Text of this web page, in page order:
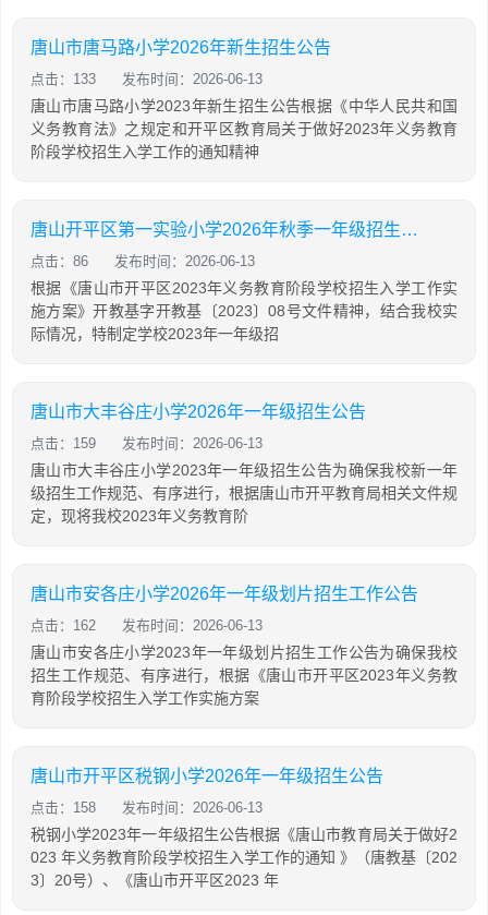
唐山市唐马路小学2026年新生招生公告
点击：133 发布时间：2026-06-13
唐山市唐马路小学2023年新生招生公告根据《中华人民共和国
义务教育法》之规定和开平区教育局关于做好2023年义务教育
阶段学校招生入学工作的通知精神
唐山开平区第一实验小学2026年秋季一年级招生工作公告
点击：86 发布时间：2026-06-13
根据《唐山市开平区2023年义务教育阶段学校招生入学工作实
施方案》开教基字开教基〔2023〕08号文件精神，结合我校实
际情况，特制定学校2023年一年级招
唐山市大丰谷庄小学2026年一年级招生公告
点击：159 发布时间：2026-06-13
唐山市大丰谷庄小学2023年一年级招生公告为确保我校新一年
级招生工作规范、有序进行，根据唐山市开平教育局相关文件规
定，现将我校2023年义务教育阶
唐山市安各庄小学2026年一年级划片招生工作公告
点击：162 发布时间：2026-06-13
唐山市安各庄小学2023年一年级划片招生工作公告为确保我校
招生工作规范、有序进行，根据《唐山市开平区2023年义务教
育阶段学校招生入学工作实施方案
唐山市开平区税钢小学2026年一年级招生公告
点击：158 发布时间：2026-06-13
税钢小学2023年一年级招生公告根据《唐山市教育局关于做好2
023 年义务教育阶段学校招生入学工作的通知 》（唐教基〔202
3〕20号）、《唐山市开平区2023 年